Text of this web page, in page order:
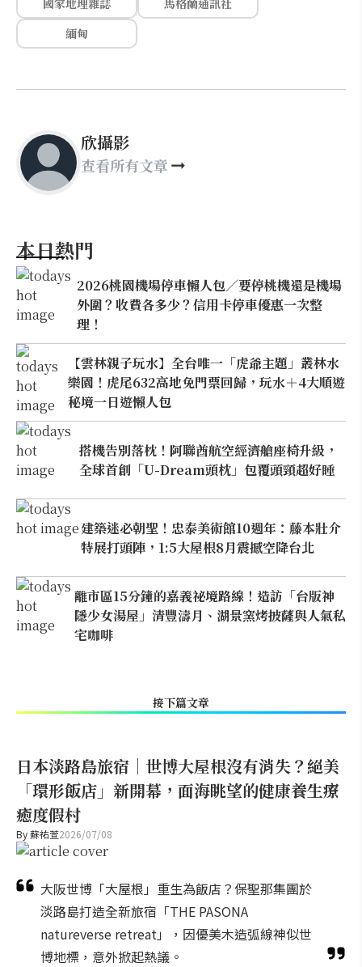
國家地理雜誌
馬格蘭通訊社
緬甸
欣攝影
查看所有文章
本日熱門
2026桃園機場停車懶人包／要停桃機還是機場
外圍？收費各多少？信用卡停車優惠一次整
理！
【雲林親子玩水】全台唯一「虎爺主題」叢林水
樂園！虎尾632高地免門票回歸，玩水＋4大順遊
秘境一日遊懶人包
搭機告別落枕！阿聯酋航空經濟艙座椅升級，
全球首創「U-Dream頭枕」包覆頭頸超好睡
建築迷必朝聖！忠泰美術館10週年：藤本壯介
特展打頭陣，1:5大屋根8月震撼空降台北
離市區15分鐘的嘉義祕境路線！造訪「台版神
隱少女湯屋」清豐濤月、湖景窯烤披薩與人氣私
宅咖啡
接下篇文章
日本淡路島旅宿｜世博大屋根沒有消失？絕美
「環形飯店」新開幕，面海眺望的健康養生療
癒度假村
By蘇祐萱2026/07/08
大阪世博「大屋根」重生為飯店？保聖那集團於
淡路島打造全新旅宿「THE PASONA
natureverse retreat」，因優美木造弧線神似世
博地標，意外掀起熱議。